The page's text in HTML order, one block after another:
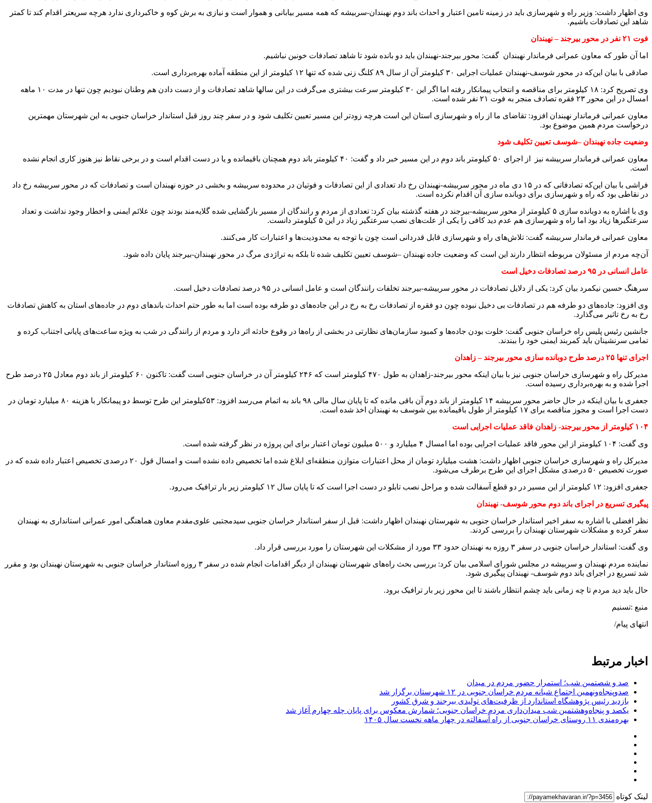
وی اظهار داشت: وزیر راه و شهرسازی باید در زمینه تامین اعتبار و احداث باند دوم نهبندان-سربیشه که همه مسیر بیابانی و هموار است و نیازی به برش کوه و خاکبرداری ندارد هرچه سریعتر اقدام کند تا کمتر
شاهد این تصادفات باشیم.
فوت ۲۱ نفر در محور بیرجند – نهبندان
اما آن طور که معاون عمرانی فرماندار نهبندان گفت: محور بیرجند-نهبندان باید دو بانده شود تا شاهد تصادفات خونین نباشیم.
صادقی با بیان این‌که در محور شوسف-نهبندان عملیات اجرایی ۳۰ کیلومتر آن از سال ۸۹ کلنگ زنی شده که تنها ۱۲ کیلومتر از این منطقه آماده بهره‌برداری است.
وی تصریح کرد: ۱۸ کیلومتر برای مناقصه و انتخاب پیمانکار رفته اما اگر این ۳۰ کیلومتر سرعت بیشتری می‌گرفت در این سالها شاهد تصادفات و از دست دادن هم وطنان نبودیم چون تنها در مدت ۱۰ ماهه
امسال در این محور ۲۳ فقره تصادف منجر به فوت ۲۱ نفر شده است.
معاون عمرانی فرماندار نهبندان افزود: تقاضای ما از راه و شهرسازی استان این است هرچه زودتر این مسیر تعیین تکلیف شود و در سفر چند روز قبل استاندار خراسان جنوبی به این شهرستان مهمترین
درخواست مردم همین موضوع بود.
وضعیت جاده نهبندان –شوسف تعیین تکلیف شود
معاون عمرانی فرماندار سربیشه نیز از اجرای ۵۰ کیلومتر باند دوم در این مسیر خبر داد و گفت: ۴۰ کیلومتر باند دوم همچنان باقیمانده و یا در دست اقدام است و در برخی نقاط نیز هنوز کاری انجام نشده
است.
فراشی با بیان این‌که تصادفاتی که در ۱۵ دی ماه در محور سربیشه-نهبندان رخ داد تعدادی از این تصادفات و فوتیان در محدوده سربیشه و بخشی در حوزه نهبندان است و تصادفات که در محور سربیشه رخ داد
در نقاطی بود که راه و شهرسازی برای دوبانده سازی آن اقدام نکرده است.
وی با اشاره به دوبانده سازی ۵ کیلومتر از محور سربیشه-بیرجند در هفته گذشته بیان کرد: تعدادی از مردم و رانندگان از مسیر بازگشایی شده گلایه‌مند بودند چون علائم ایمنی و اخطار وجود نداشت و تعداد
سرعتگیرها زیاد بود اما راه و شهرسازی هم عدم دید کافی را یکی از علت‌های نصب سرعتگیر زیاد در این ۵ کیلومتر دانست.
معاون عمرانی فرماندار سربیشه گفت: تلاش‌های راه و شهرسازی قابل قدردانی است چون با توجه به محدودیت‌ها و اعتبارات کار می‌کنند.
آن‌چه مردم از مسئولان مربوطه انتظار دارند این است که وضعیت جاده نهبندان –شوسف تعیین تکلیف شده تا بلکه به تراژدی مرگ در محور نهبندان-بیرجند پایان داده شود.
عامل انسانی در ۹۵ درصد تصادفات دخیل است
سرهنگ حسین نیکمرد بیان کرد: یکی از دلایل تصادفات در محور سربیشه-بیرجند تخلفات رانندگان است و عامل انسانی در ۹۵ درصد تصادفات دخیل است.
وی افزود: جاده‌های دو طرفه هم در تصادفات بی دخیل نبوده چون دو فقره از تصادفات رخ به رخ در این جاده‌های دو طرفه بوده است اما به طور حتم احداث باندهای دوم در جاده‌های استان به کاهش تصادفات
رخ به رخ تاثیر می‌گذارد.
جانشین رئیس پلیس راه خراسان جنوبی گفت: خلوت بودن جاده‌ها و کمبود سازمان‌های نظارتی در بخشی از راه‌ها در وقوع حادثه اثر دارد و مردم از رانندگی در شب به ویژه ساعت‌های پایانی اجتناب کرده و
تمامی سرنشینان باید کمربند ایمنی خود را ببندند.
اجرای تنها ۲۵ درصد طرح دوبانده سازی محور بیرجند – زاهدان
مدیرکل راه و شهرسازی خراسان جنوبی نیز با بیان اینکه محور بیرجند-زاهدان به طول ۴۷۰ کیلومتر است که ۲۴۶ کیلومتر آن در خراسان جنوبی است گفت: تاکنون ۶۰ کیلومتر از باند دوم معادل ۲۵ درصد طرح
اجرا شده و به بهره‌برداری رسیده است.
جعفری با بیان اینکه در حال حاضر محور سربیشه ۱۴ کیلومتر از باند دوم آن باقی مانده که تا پایان سال مالی ۹۸ باند به اتمام می‌رسد افزود: ۵۳کیلومتر این طرح توسط دو پیمانکار با هزینه ۸۰ میلیارد تومان در
دست اجرا است و مجوز مناقصه برای ۱۷ کیلومتر از طول باقیمانده بین شوسف به نهبندان اخذ شده است.
۱۰۴ کیلومتر از محور بیرجند- زاهدان فاقد عملیات اجرایی است
وی گفت: ۱۰۴ کیلومتر از این محور فاقد عملیات اجرایی بوده اما امسال ۴ میلیارد و ۵۰۰ میلیون تومان اعتبار برای این پروژه در نظر گرفته شده است.
مدیرکل راه و شهرسازی خراسان جنوبی اظهار داشت: هشت میلیارد تومان از محل اعتبارات متوازن منطقه‌ای ابلاغ شده اما تخصیص داده نشده است و امسال قول ۲۰ درصدی تخصیص اعتبار داده شده که در
صورت تخصیص ۵۰ درصدی مشکل اجرای این طرح برطرف می‌شود.
جعفری افزود: ۱۲ کیلومتر از این مسیر در دو قطع آسفالت شده و مراحل نصب تابلو در دست اجرا است که تا پایان سال ۱۲ کیلومتر زیر بار ترافیک می‌رود.
پیگیری تسریع در اجرای باند دوم محور شوسف- نهبندان
نظر افضلی با اشاره به سفر اخیر استاندار خراسان جنوبی به شهرستان نهبندان اظهار داشت: قبل از سفر استاندار خراسان جنوبی سیدمجتبی علوی‌مقدم معاون هماهنگی امور عمرانی استانداری به نهبندان
سفر کرده و مشکلات شهرستان نهبندان را بررسی کردند.
وی گفت: استاندار خراسان جنوبی در سفر ۳ روزه به نهبندان حدود ۳۳ مورد از مشکلات این شهرستان را مورد بررسی قرار داد.
نماینده مردم نهبندان و سربیشه در مجلس شورای اسلامی بیان کرد: بررسی بحث راه‌های شهرستان نهبندان از دیگر اقدامات انجام شده در سفر ۳ روزه استاندار خراسان جنوبی به شهرستان نهبندان بود و مقرر
شد تسریع در اجرای باند دوم شوسف- نهبندان پیگیری شود.
حال باید دید مردم تا چه زمانی باید چشم انتظار باشند تا این محور زیر بار ترافیک برود.
منبع :تسنیم
انتهای پیام/
اخبار مرتبط
صد و شصتمین شب؛ استمرار حضور مردم در میدان
صدوپنجاه‌ونهمین اجتماع شبانه مردم خراسان جنوبی در ۱۲ شهرستان برگزار شد
بازدید رئیس پژوهشگاه استاندارد از ظرفیت‌های تولیدی بیرجند و شرق کشور
یکصد و پنجاه‌وهشتمین شب میدان‌داری مردم خراسان جنوبی؛ شمارش معکوس برای پایان چله چهارم آغاز شد
بهره‌مندی ۱۱ روستای خراسان جنوبی از راه آسفالته در چهار ماهه نخست سال ۱۴۰۵
لینک کوتاه